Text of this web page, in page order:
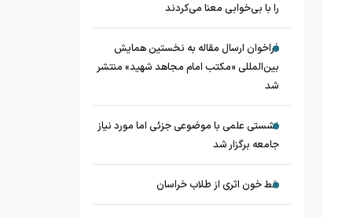
را با بی‌خوابی معنا می‌کردند
فراخوان ارسال مقاله به نخستین همایش
بین‌المللی «مکتب امام مجاهد شهید» منتشر
شد
نشستی علمی با موضوعی جزئی اما مورد نیاز
جامعه برگزار شد
خط خون اثری از طلاب خراسان